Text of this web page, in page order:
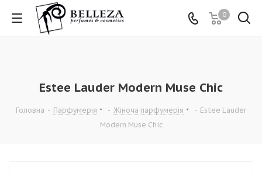
0
Estee Lauder Modern Muse Chic
Головна - Парфумерія - Жіноча парфумерія - Estee Lauder
Modern Muse Chic